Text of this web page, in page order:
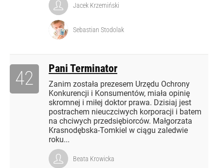
Jacek Krzemiński
Sebastian Stodolak
Pani Terminator
Zanim została prezesem Urzędu Ochrony
Konkurencji i Konsumentów, miała opinię
skromnej i miłej doktor prawa. Dzisiaj jest
postrachem nieuczciwych korporacji i batem
na chciwych przedsiębiorców. Małgorzata
Krasnodębska-Tomkiel w ciągu zaledwie
roku...
42
Beata Krowicka